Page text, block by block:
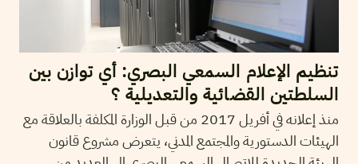
تنظيم الإعلام السمعي البصري: أي توازن بين
السلطتين القضائية والتعديلية ؟
منذ إعلانه في أفريل 2017 من قبل الوزارة المكلفة بالعلاقة مع
الهيئات الدستورية والمجتمع المدني، يتعرض مشروع قانون